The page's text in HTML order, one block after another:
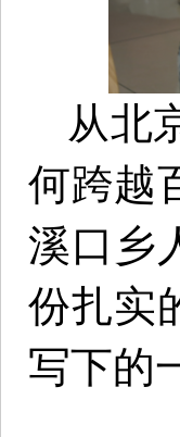
从北
何跨越
溪口乡
份扎实
写下的